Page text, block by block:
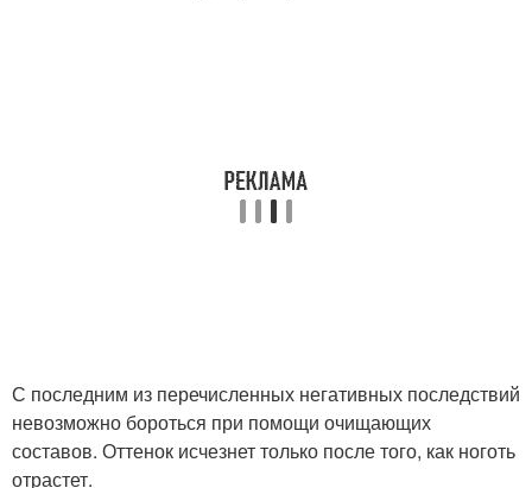
С последним из перечисленных негативных последствий
невозможно бороться при помощи очищающих
составов. Оттенок исчезнет только после того, как ноготь
отрастет.